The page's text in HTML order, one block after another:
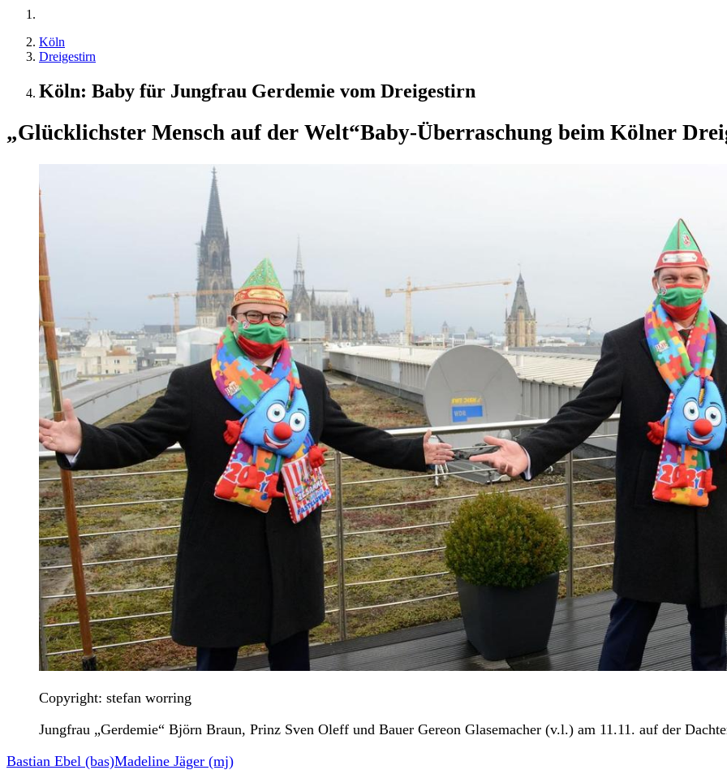
Köln
Dreigestirn
Köln: Baby für Jungfrau Gerdemie vom Dreigestirn
„Glücklichster Mensch auf der Welt“Baby-Überraschung beim Kölner
Copyright: stefan worring
Jungfrau „Gerdemie“ Björn Braun, Prinz Sven Oleff und Bauer Gereon Glasemacher (v.l.) am 11.11. auf der
Bastian Ebel (bas)Madeline Jäger (mj)